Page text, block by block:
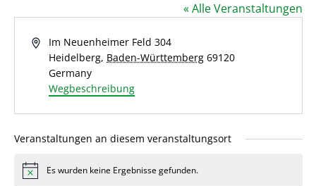
« Alle Veranstaltungen
A
s
e
Im Neuenheimer Feld 304
Heidelberg, Baden-Württemberg 69120
Germany
Wegbeschreibung
Veranstaltungen an diesem veranstaltungsort
H
Es wurden keine Ergebnisse gefunden.